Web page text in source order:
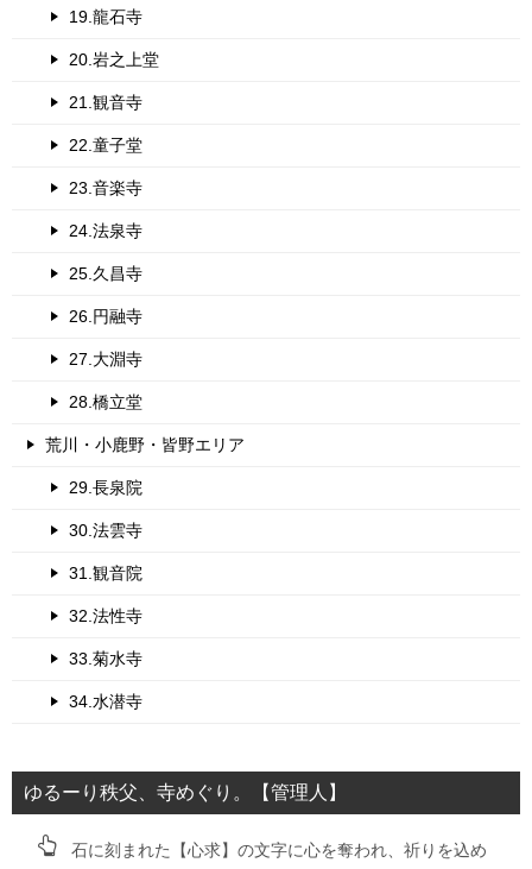
19.龍石寺
20.岩之上堂
21.観音寺
22.童子堂
23.音楽寺
24.法泉寺
25.久昌寺
26.円融寺
27.大淵寺
28.橋立堂
荒川・小鹿野・皆野エリア
29.長泉院
30.法雲寺
31.観音院
32.法性寺
33.菊水寺
34.水潜寺
ゆるーり秩父、寺めぐり。【管理人】
石に刻まれた【心求】の文字に心を奪われ、祈りを込め